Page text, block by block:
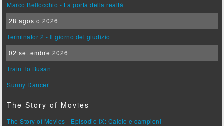
Marco Bellocchio - La porta della realtà
28 agosto 2026
Terminator 2 - Il giorno del giudizio
02 settembre 2026
Train To Busan
Sunny Dancer
The Story of Movies
The Story of Movies - Episodio IX: Calcio e campioni